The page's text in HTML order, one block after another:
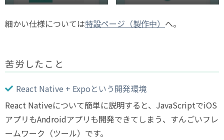
細かい仕様については特設ページ（製作中） へ。
苦労したこと
React Native + Expoという開発環境
React Nativeについて簡単に説明すると、JavaScriptでiOS
アプリもAndroidアプリも開発できてしまう、すんごいフレ
ームワーク（ツール）です。